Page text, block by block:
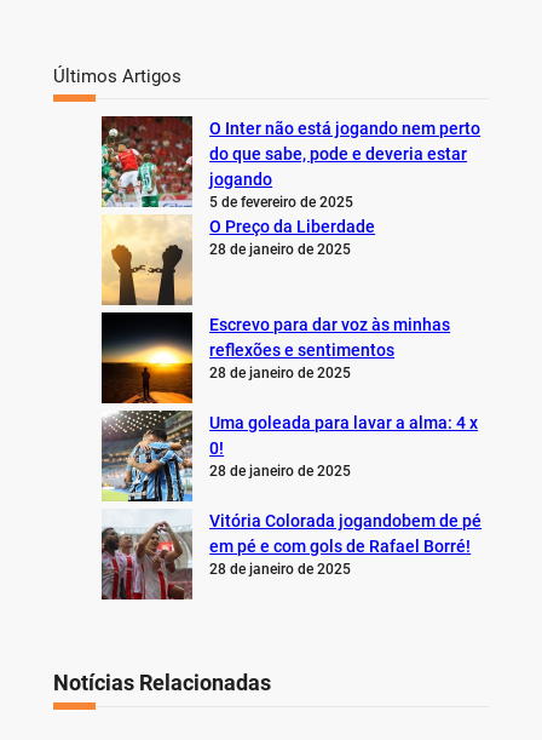
Últimos Artigos
O Inter não está jogando nem perto
do que sabe, pode e deveria estar
jogando
5 de fevereiro de 2025
O Preço da Liberdade
28 de janeiro de 2025
Escrevo para dar voz às minhas
reflexões e sentimentos
28 de janeiro de 2025
Uma goleada para lavar a alma: 4 x
0!
28 de janeiro de 2025
Vitória Colorada jogandobem de pé
em pé e com gols de Rafael Borré!
28 de janeiro de 2025
Notícias Relacionadas